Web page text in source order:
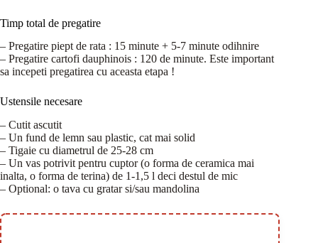
Timp total de pregatire
– Pregatire piept de rata : 15 minute + 5-7 minute odihnire
– Pregatire cartofi dauphinois : 120 de minute. Este important
sa incepeti pregatirea cu aceasta etapa !
Ustensile necesare
– Cutit ascutit
– Un fund de lemn sau plastic, cat mai solid
– Tigaie cu diametrul de 25-28 cm
– Un vas potrivit pentru cuptor (o forma de ceramica mai
inalta, o forma de terina) de 1-1,5 l deci destul de mic
– Optional: o tava cu gratar si/sau mandolina